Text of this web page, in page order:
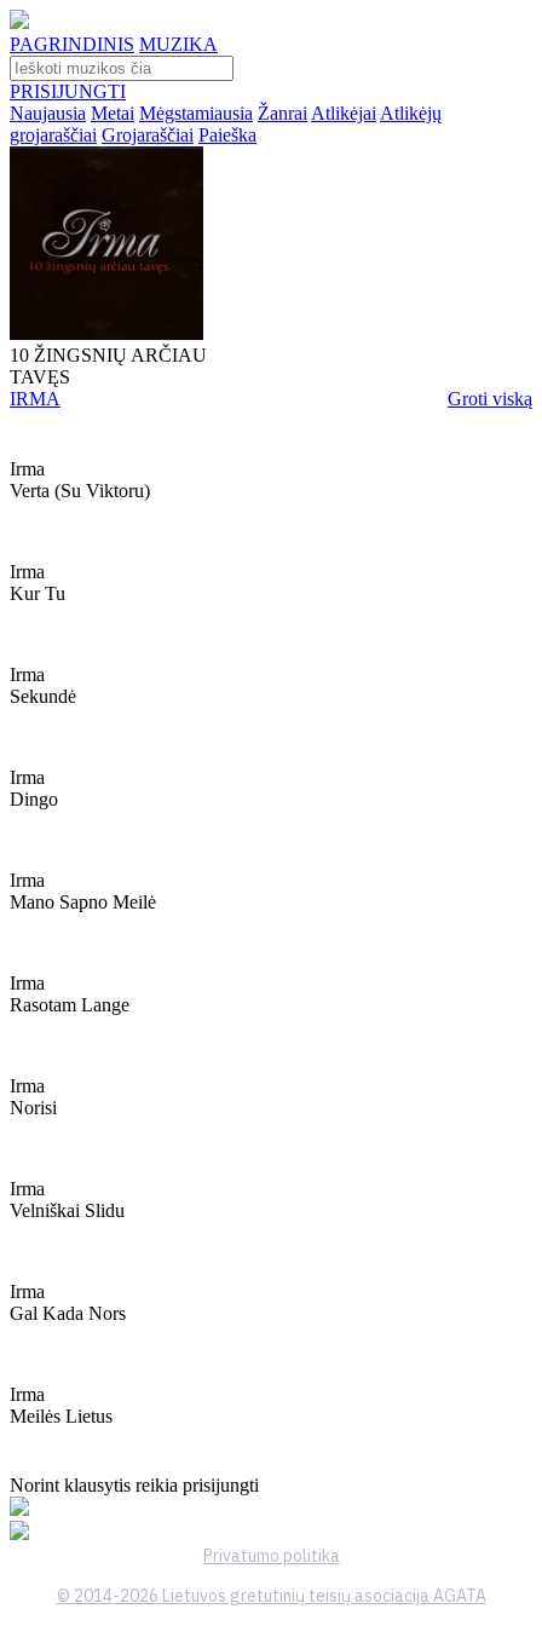
PAGRINDINIS MUZIKA
PRISIJUNGTI
Naujausia Metai Mėgstamiausia Žanrai Atlikėjai Atlikėjų
grojaraščiai Grojaraščiai Paieška
10 ŽINGSNIŲ ARČIAU
TAVĘS
IRMA
Groti viską
Irma
Verta (su Viktoru)
Irma
Kur Tu
Irma
Sekundė
Irma
Dingo
Irma
Mano Sapno Meilė
Irma
Rasotam Lange
Irma
Norisi
Irma
Velniškai Slidu
Irma
Gal Kada Nors
Irma
Meilės Lietus
Norint klausytis reikia prisijungti
Privatumo politika
© 2014-2026 Lietuvos gretutinių teisių asociacija AGATA